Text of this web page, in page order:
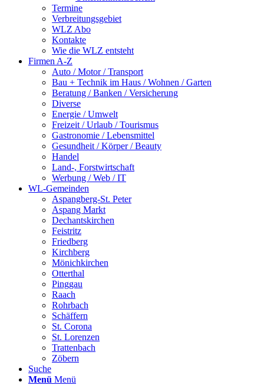
Termine
Verbreitungsgebiet
WLZ Abo
Kontakte
Wie die WLZ entsteht
Firmen A-Z
Auto / Motor / Transport
Bau + Technik im Haus / Wohnen / Garten
Beratung / Banken / Versicherung
Diverse
Energie / Umwelt
Freizeit / Urlaub / Tourismus
Gastronomie / Lebensmittel
Gesundheit / Körper / Beauty
Handel
Land-, Forstwirtschaft
Werbung / Web / IT
WL-Gemeinden
Aspangberg-St. Peter
Aspang Markt
Dechantskirchen
Feistritz
Friedberg
Kirchberg
Mönichkirchen
Otterthal
Pinggau
Raach
Rohrbach
Schäffern
St. Corona
St. Lorenzen
Trattenbach
Zöbern
Suche
Menü Menü